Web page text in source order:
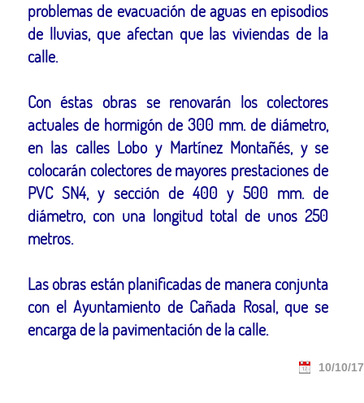
problemas de evacuación de aguas en episodios
de lluvias, que afectan que las viviendas de la
calle.
Con éstas obras se renovarán los colectores
actuales de hormigón de 300 mm. de diámetro,
en las calles Lobo y Martínez Montañés, y se
colocarán colectores de mayores prestaciones de
PVC SN4, y sección de 400 y 500 mm. de
diámetro, con una longitud total de unos 250
metros.
Las obras están planificadas de manera conjunta
con el Ayuntamiento de Cañada Rosal, que se
encarga de la pavimentación de la calle.
10/10/17